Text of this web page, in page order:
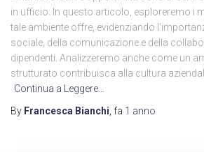
in ufficio. In questo articolo, esploreremo i
tale ambiente offre, evidenziando
sociale, della comunicazione e della
dipendenti. Analizzeremo anche come un
strutturato contribuisca alla cultura
Continua a Leggere…
By Francesca Bianchi, fa 1 anno